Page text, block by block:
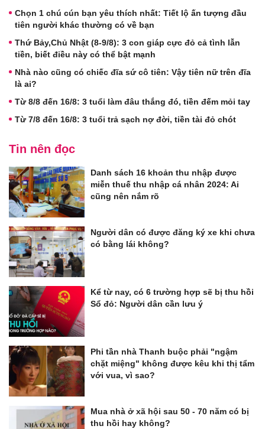
Chọn 1 chú cún bạn yêu thích nhất: Tiết lộ ấn tượng đầu
tiên người khác thường có về bạn
Thứ Bảy,Chủ Nhật (8-9/8): 3 con giáp cực đỏ cả tình lẫn
tiền, biết điều này có thể bật mạnh
Nhà nào cũng có chiếc đĩa sứ cô tiên: Vậy tiên nữ trên đĩa
là ai?
Từ 8/8 đến 16/8: 3 tuổi làm đâu thắng đó, tiền đếm mỏi tay
Từ 7/8 đến 16/8: 3 tuổi trả sạch nợ đời, tiền tài đỏ chót
Tin nên đọc
Danh sách 16 khoản thu nhập được
miễn thuế thu nhập cá nhân 2024: Ai
cũng nên nắm rõ
Người dân có được đăng ký xe khi chưa
có bằng lái không?
Kể từ nay, có 6 trường hợp sẽ bị thu hồi
Sổ đỏ: Người dân cần lưu ý
Phi tần nhà Thanh buộc phải "ngậm
chặt miệng" không được kêu khi thị tẩm
với vua, vì sao?
Mua nhà ở xã hội sau 50 - 70 năm có bị
thu hồi hay không?